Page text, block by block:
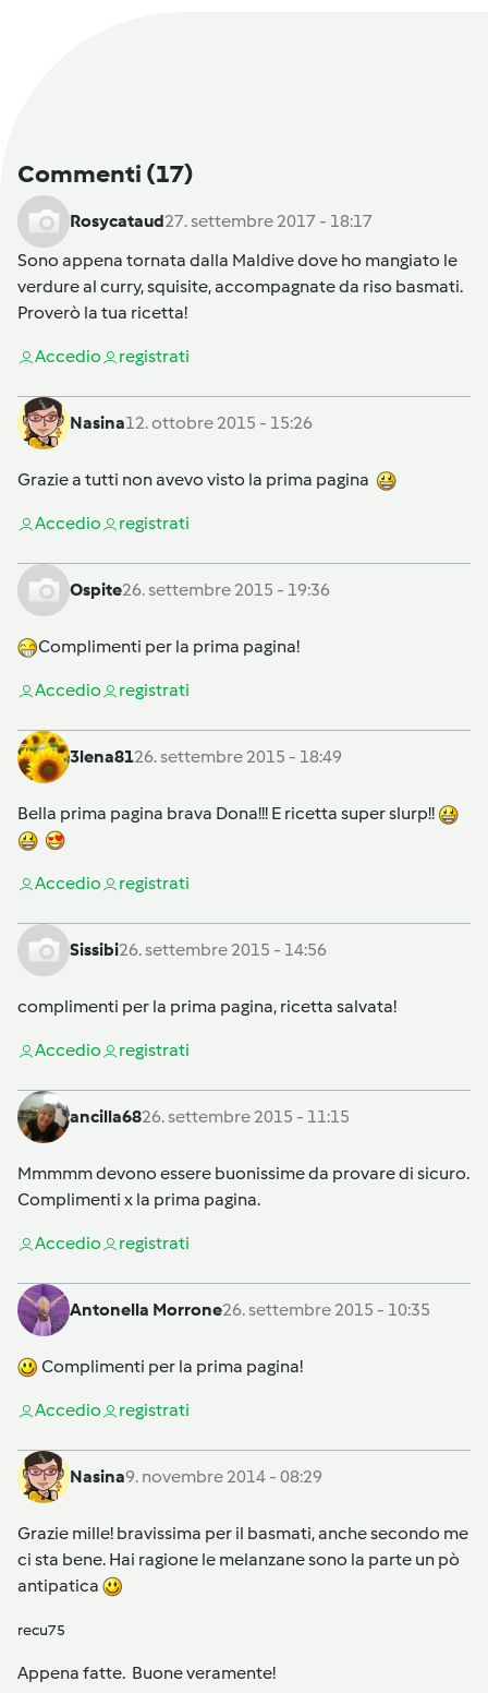
Commenti (17)
Rosycataud27. settembre 2017 - 18:17
Sono appena tornata dalla Maldive dove ho mangiato le
verdure al curry, squisite, accompagnate da riso basmati.
Proverò la tua ricetta!
Accedio registrati
Nasina12. ottobre 2015 - 15:26
Grazie a tutti non avevo visto la prima pagina
Accedio registrati
Ospite26. settembre 2015 - 19:36
Complimenti per la prima pagina!
Accedio registrati
3lena8126. settembre 2015 - 18:49
Bella prima pagina brava Dona!!! E ricetta super slurp!!
Accedio registrati
Sissibi26. settembre 2015 - 14:56
complimenti per la prima pagina, ricetta salvata!
Accedio registrati
ancilla6826. settembre 2015 - 11:15
Mmmmm devono essere buonissime da provare di sicuro.
Complimenti x la prima pagina.
Accedio registrati
Antonella Morrone26. settembre 2015 - 10:35
Complimenti per la prima pagina!
Accedio registrati
Nasina9. novembre 2014 - 08:29
Grazie mille! bravissima per il basmati, anche secondo me
ci sta bene. Hai ragione le melanzane sono la parte un pò
antipatica
recu75
Appena fatte. Buone veramente!